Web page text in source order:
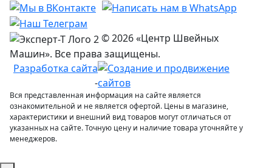
© 2026 «Центр Швейных
Машин». Все права защищены.
Разработка сайта
-
Вся представленная информация на сайте является
ознакомительной и не является офертой. Цены в магазине,
характеристики и внешний вид товаров могут отличаться от
указанных на сайте. Точную цену и наличие товара уточняйте у
менеджеров.